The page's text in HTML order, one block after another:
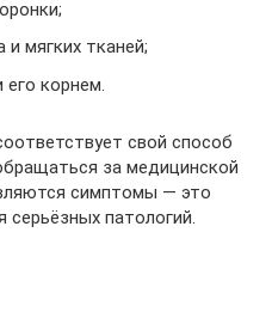
мягких тканей;
корнем.
свой способ
за медицинской
симптомы — это
патологий.